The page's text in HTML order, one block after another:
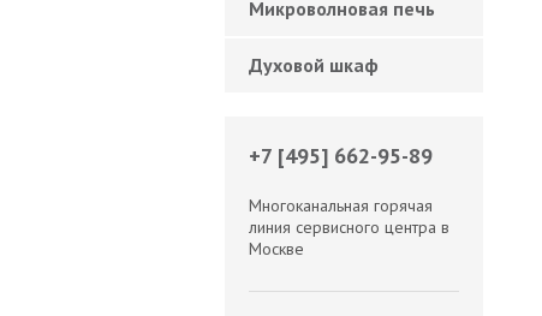
Микроволновая печь
Духовой шкаф
+7 [495] 662-95-89
Многоканальная горячая
линия сервисного центра в
Москве